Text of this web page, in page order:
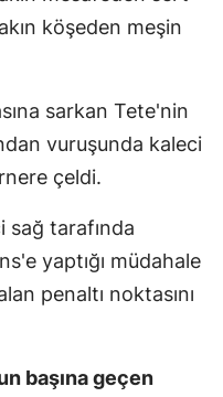
köşeden meşin
sarkan Tete'nin
vuruşunda kaleci
çeldi.
sağ tarafında
yaptığı müdahale
penaltı noktasını
başına geçen